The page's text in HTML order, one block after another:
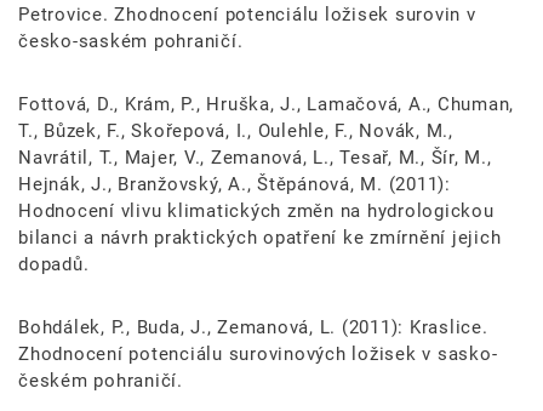
Petrovice. Zhodnocení potenciálu ložisek surovin v
česko-saském pohraničí.
Fottová, D., Krám, P., Hruška, J., Lamačová, A., Chuman,
T., Bůzek, F., Skořepová, I., Oulehle, F., Novák, M.,
Navrátil, T., Majer, V., Zemanová, L., Tesař, M., Šír, M.,
Hejnák, J., Branžovský, A., Štěpánová, M. (2011):
Hodnocení vlivu klimatických změn na hydrologickou
bilanci a návrh praktických opatření ke zmírnění jejich
dopadů.
Bohdálek, P., Buda, J., Zemanová, L. (2011): Kraslice.
Zhodnocení potenciálu surovinových ložisek v sasko-
českém pohraničí.